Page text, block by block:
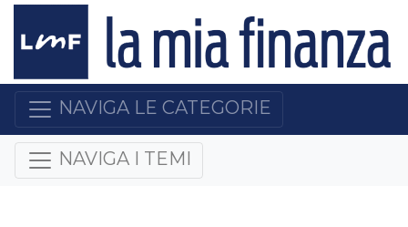
NAVIGA LE CATEGORIE
NAVIGA I TEMI